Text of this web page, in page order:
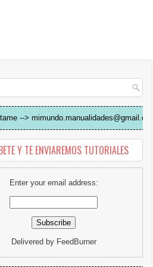
--> mimundo.manualidades@gmail.com
Y TE ENVIAREMOS TUTORIALES
Enter your email address:
Delivered by FeedBurner